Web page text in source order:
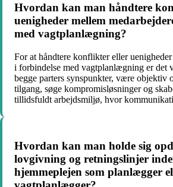
Hvordan kan man håndtere
uenigheder mellem
med vagtplanlægning?
For at håndtere konflikter eller
i forbindelse med vagtplanlægning er det
begge parters synspunkter, være objektiv
tilgang, søge kompromisløsninger og
tillidsfuldt arbejdsmiljø, hvor
Hvordan kan man holde sig
lovgivning og retningslinjer
hjemmeplejen som planlægger